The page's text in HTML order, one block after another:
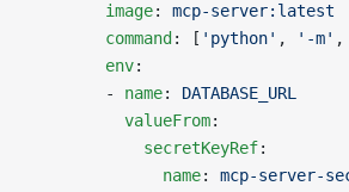
        image
: mcp-server:latest
        command
: [ 'python' , '-m' ,
        env
:
        -
name: DATABASE_URL
          valueFrom
:
            secretKeyRef
:
              name
: mcp-server-